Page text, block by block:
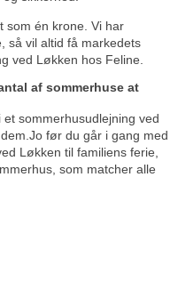
som én krone. Vi har
så vil altid få markedets
ved Løkken hos Feline.
af sommerhuse at
sommerhusudlejning ved
før du går i gang med
Løkken til familiens ferie,
som matcher alle